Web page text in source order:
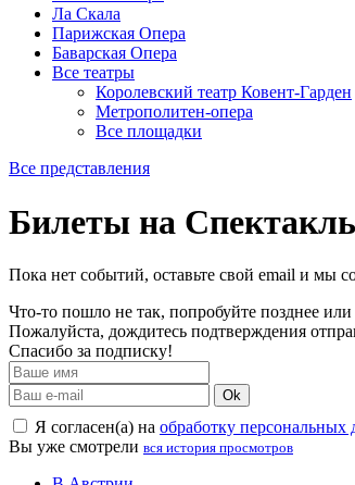
Ла Скала
Парижская Опера
Баварская Опера
Все театры
Королевский театр Ковент-Гарден
Метрополитен-опера
Все площадки
Все представления
Билеты на
Пока нет событий, оставьте свой email и мы
Что-то пошло не так, попробуйте позднее
Пожалуйста, дождитесь подтверждения
Спасибо за подписку!
Ok
Я согласен(а) на обработку персональных
Вы уже смотрели вся история просмотров